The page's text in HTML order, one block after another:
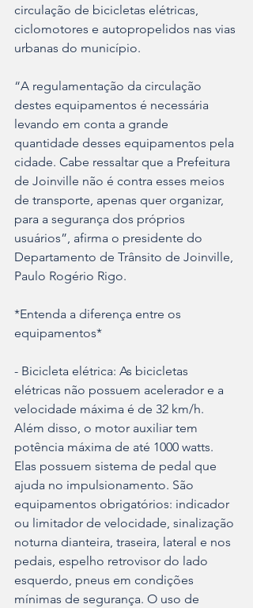
circulação de bicicletas elétricas,
ciclomotores e autopropelidos nas vias
urbanas do município.
“A regulamentação da circulação
destes equipamentos é necessária
levando em conta a grande
quantidade desses equipamentos pela
cidade. Cabe ressaltar que a Prefeitura
de Joinville não é contra esses meios
de transporte, apenas quer organizar,
para a segurança dos próprios
usuários”, afirma o presidente do
Departamento de Trânsito de Joinville,
Paulo Rogério Rigo.
*Entenda a diferença entre os
equipamentos*
- Bicicleta elétrica: As bicicletas
elétricas não possuem acelerador e a
velocidade máxima é de 32 km/h.
Além disso, o motor auxiliar tem
potência máxima de até 1000 watts.
Elas possuem sistema de pedal que
ajuda no impulsionamento. São
equipamentos obrigatórios: indicador
ou limitador de velocidade, sinalização
noturna dianteira, traseira, lateral e nos
pedais, espelho retrovisor do lado
esquerdo, pneus em condições
mínimas de segurança. O uso de